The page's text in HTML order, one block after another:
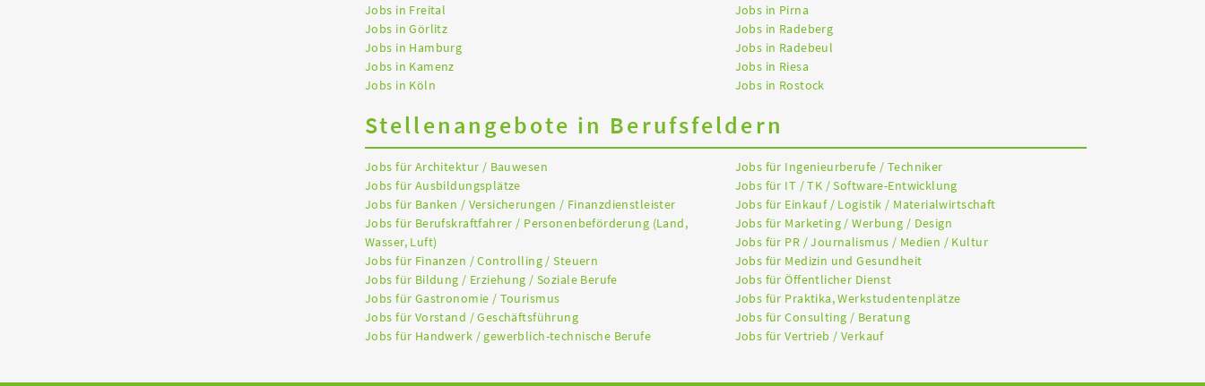
Jobs in Freital
Jobs in Görlitz
Jobs in Hamburg
Jobs in Kamenz
Jobs in Köln
Jobs in Pirna
Jobs in Radeberg
Jobs in Radebeul
Jobs in Riesa
Jobs in Rostock
Stellenangebote in Berufsfeldern
Jobs für Architektur / Bauwesen
Jobs für Ausbildungsplätze
Jobs für Banken / Versicherungen / Finanzdienstleister
Jobs für Berufskraftfahrer / Personenbeförderung (Land,
Wasser, Luft)
Jobs für Finanzen / Controlling / Steuern
Jobs für Bildung / Erziehung / Soziale Berufe
Jobs für Gastronomie / Tourismus
Jobs für Vorstand / Geschäftsführung
Jobs für Handwerk / gewerblich-technische Berufe
Jobs für Ingenieurberufe / Techniker
Jobs für IT / TK / Software-Entwicklung
Jobs für Einkauf / Logistik / Materialwirtschaft
Jobs für Marketing / Werbung / Design
Jobs für PR / Journalismus / Medien / Kultur
Jobs für Medizin und Gesundheit
Jobs für Öffentlicher Dienst
Jobs für Praktika, Werkstudentenplätze
Jobs für Consulting / Beratung
Jobs für Vertrieb / Verkauf